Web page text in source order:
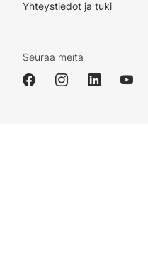
Yhteystiedot ja tuki
Seuraa meitä